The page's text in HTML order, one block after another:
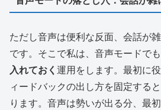
ただし音声は便利な反面、会話が
です。そこで私は、音声モードでも
入れておく 運用をします。最初に
ィードバックの出し方を固定する
ります。音声は勢いが出る分、最